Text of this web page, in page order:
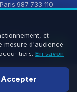
987 733 110
et —
mesure d'audience
tiers. En savoir
Accepter